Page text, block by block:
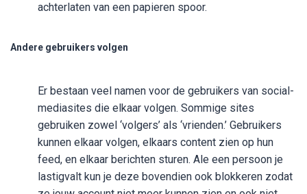
achterlaten van een papieren spoor.
Andere gebruikers volgen
Er bestaan veel namen voor de gebruikers van social-
mediasites die elkaar volgen. Sommige sites
gebruiken zowel ‘volgers’ als ‘vrienden.’ Gebruikers
kunnen elkaar volgen, elkaars content zien op hun
feed, en elkaar berichten sturen. Ale een persoon je
lastigvalt kun je deze bovendien ook blokkeren zodat